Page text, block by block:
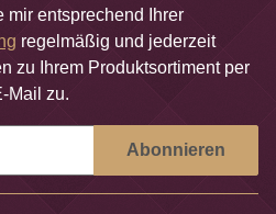
mir entsprechend Ihrer
regelmäßig und jederzeit
zu Ihrem Produktsortiment per
Mail zu.
Abonnieren